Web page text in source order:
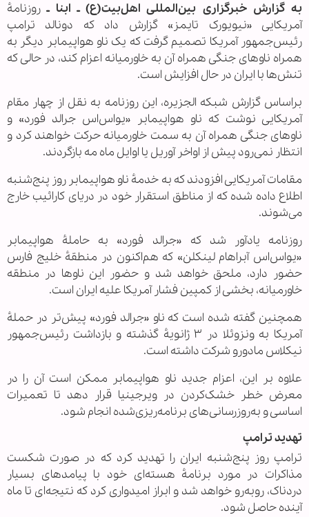
به گزارش خبرگزاری بین‌المللی اهل‌بیت(ع) ـ ابنا ـ روزنامهٔ
آمریکایی «نیویورک تایمز» گزارش داد که دونالد ترامپ
رئیس‌جمهور آمریکا تصمیم گرفت که یک ناو هواپیمابر دیگر به
همراه ناوهای جنگی همراه آن به خاورمیانه اعزام کند، در حالی که
تنش‌ها با ایران در حال افزایش است.
براساس گزارش شبکه الجزیره، این روزنامه به نقل از چهار مقام
آمریکایی نوشت که ناو هواپیمابر «یواس‌اس جرالد فورد» و
ناوهای جنگی همراه آن به سمت خاورمیانه حرکت خواهند کرد و
انتظار نمی‌رود پیش از اواخر آوریل یا اوایل ماه مه بازگردند.
مقامات آمریکایی افزودند که به خدمهٔ ناو هواپیمابر روز پنج‌شنبه
اطلاع داده شده که از مناطق استقرار خود در دریای کارائیب خارج
می‌شوند.
روزنامه یادآور شد که «جرالد فورد» به حاملۀ هواپیمابر
«یواس‌اس آبراهام لینکلن» که هم‌اکنون در منطقهٔ خلیج فارس
حضور دارد، ملحق خواهد شد و حضور این ناوها در منطقه
خاورمیانه، بخشی از کمپین فشار آمریکا علیه ایران است.
همچنین گفته شده است که ناو «جرالد فورد» پیش‌تر در حملهٔ
آمریکا به ونزوئلا در ۳ ژانویهٔ گذشته و بازداشت رئیس‌جمهور
نیکلاس مادورو شرکت داشته است.
علاوه بر این، اعزام جدید ناو هواپیمابر ممکن است آن را در
معرض خطر خشک‌کردن در ویرجینیا قرار دهد تا تعمیرات
اساسی و به‌روزرسانی‌های برنامه‌ریزی‌شده انجام شود.
تهدید ترامپ
ترامپ روز پنج‌شنبه ایران را تهدید کرد که در صورت شکست
مذاکرات در مورد برنامهٔ هسته‌ای خود با پیامدهای بسیار
دردناک، روبه‌رو خواهد شد و ابراز امیدواری کرد که نتیجه‌ای تا ماه
آینده حاصل شود.